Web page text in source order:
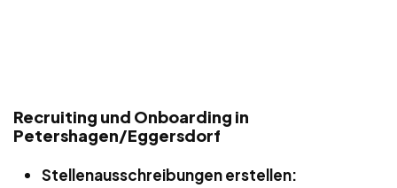
Recruiting und Onboarding in
Petershagen/Eggersdorf
Stellenausschreibungen erstellen: